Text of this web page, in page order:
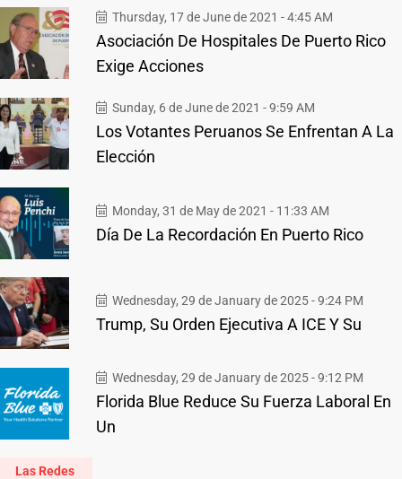
Thursday, 17 de June de 2021 - 4:45 AM
Asociación De Hospitales De Puerto Rico
Exige Acciones
Sunday, 6 de June de 2021 - 9:59 AM
Los Votantes Peruanos Se Enfrentan A La
Elección
Monday, 31 de May de 2021 - 11:33 AM
Día De La Recordación En Puerto Rico
Wednesday, 29 de January de 2025 - 9:24 PM
Trump, Su Orden Ejecutiva A ICE Y Su
Wednesday, 29 de January de 2025 - 9:12 PM
Florida Blue Reduce Su Fuerza Laboral En
Un
Las Redes